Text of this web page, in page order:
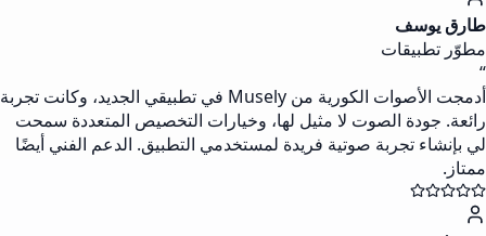
طارق يوسف
مطوّر تطبيقات
“
أدمجت الأصوات الكورية من Musely في تطبيقي الجديد، وكانت تجربة
رائعة. جودة الصوت لا مثيل لها، وخيارات التخصيص المتعددة سمحت
لي بإنشاء تجربة صوتية فريدة لمستخدمي التطبيق. الدعم الفني أيضًا
ممتاز.